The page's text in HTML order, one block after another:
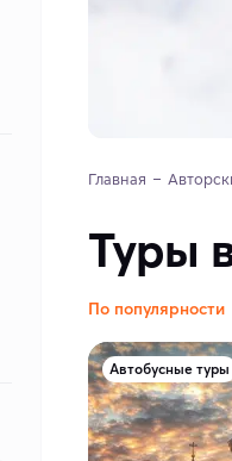
Главная
Туры
По популярности
Автобусные туры